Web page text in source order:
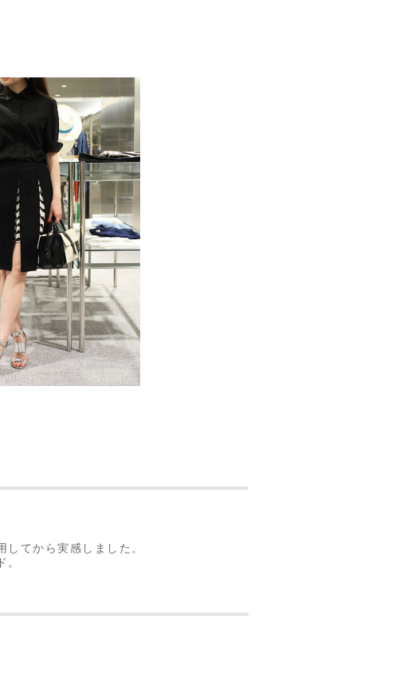
てから実感しました。
。